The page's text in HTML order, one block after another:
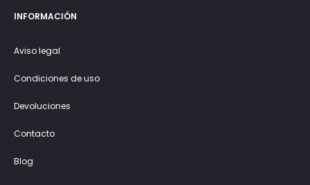
INFORMACIÓN
Aviso legal
Condiciones de uso
Devoluciones
Contacto
Blog